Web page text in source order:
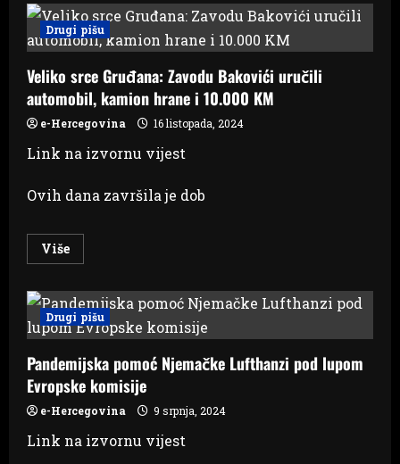
kućna
skrb:
Od
Širokog
do
Gruda
iz
ljubavi
prema
čovjeku
Drugi pišu
Veliko srce Gruđana: Zavodu Bakovići uručili
automobil, kamion hrane i 10.000 KM
e-Hercegovina 16 listopada, 2024
Link na izvornu vijest
Ovih dana završila je dob
VišeRead
more
srce
Gruđana:
Zavodu
Bakovići
automobil,
kamion
hrane
i
10.000
KM
Drugi pišu
Pandemijska pomoć Njemačke Lufthanzi pod lupom
Evropske komisije
e-Hercegovina 9 srpnja, 2024
Link na izvornu vijest